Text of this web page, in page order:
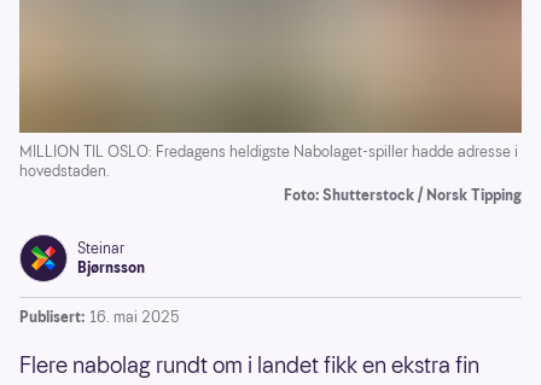
MILLION TIL OSLO: Fredagens heldigste Nabolaget-spiller hadde adresse i
hovedstaden.
Foto: Shutterstock / Norsk Tipping
Steinar
Bjørnsson
Publisert: 16. mai 2025
Flere nabolag rundt om i landet fikk en ekstra fin